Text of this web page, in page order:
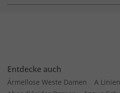
Entdecke auch
Ärmellose Weste Damen
A